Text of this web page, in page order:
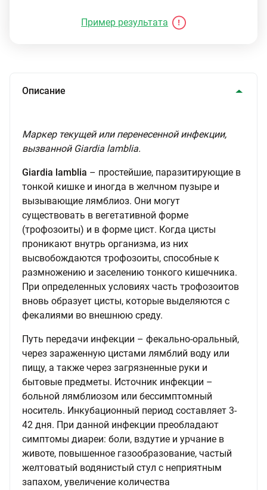
Пример результата
Описание
Маркер текущей или перенесенной инфекции,
вызванной Giardia lamblia.
Giardia lamblia – простейшие, паразитирующие в
тонкой кишке и иногда в желчном пузыре и
вызывающие лямблиоз. Они могут
существовать в вегетативной форме
(трофозоиты) и в форме цист. Когда цисты
проникают внутрь организма, из них
высвобождаются трофозоиты, способные к
размножению и заселению тонкого кишечника.
При определенных условиях часть трофозоитов
вновь образует цисты, которые выделяются с
фекалиями во внешнюю среду.
Путь передачи инфекции – фекально-оральный,
через зараженную цистами лямблий воду или
пищу, а также через загрязненные руки и
бытовые предметы. Источник инфекции –
больной лямблиозом или бессимптомный
носитель. Инкубационный период составляет 3-
42 дня. При данной инфекции преобладают
симптомы диареи: боли, вздутие и урчание в
животе, повышенное газообразование, частый
желтоватый водянистый стул с неприятным
запахом, увеличение количества